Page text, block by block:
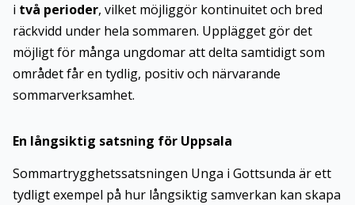
i två perioder, vilket möjliggör kontinuitet och bred
räckvidd under hela sommaren. Upplägget gör det
möjligt för många ungdomar att delta samtidigt som
området får en tydlig, positiv och närvarande
sommarverksamhet.
En långsiktig satsning för Uppsala
Sommartrygghetssatsningen Unga i Gottsunda är ett
tydligt exempel på hur långsiktig samverkan kan skapa